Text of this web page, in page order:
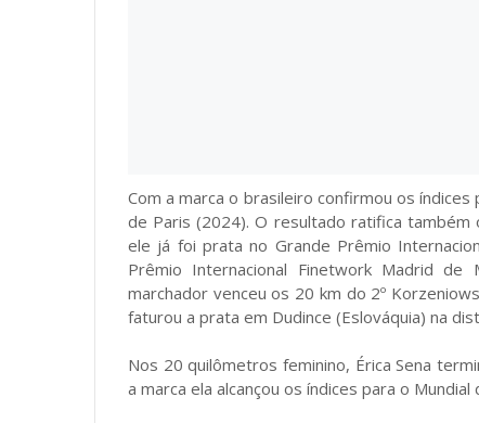
Com a marca o brasileiro confirmou os
de Paris (2024). O resultado ratifica
ele já foi prata no Grande Prêmio
Prêmio Internacional Finetwork Madrid de
marchador venceu os 20 km do 2º
faturou a prata em Dudince (Eslováquia) na
Nos 20 quilômetros feminino, Érica Sena
a marca ela alcançou os índices para o